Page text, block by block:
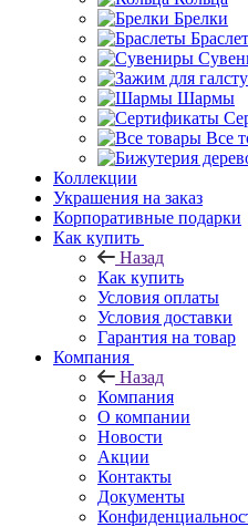
Брелки
Шармы
Все
Коллекции
Украшения на заказ
Корпоративные подарки
Как купить
Назад
Как купить
Условия оплаты
Условия доставки
Гарантия на товар
Компания
Назад
Компания
О компании
Новости
Акции
Контакты
Документы